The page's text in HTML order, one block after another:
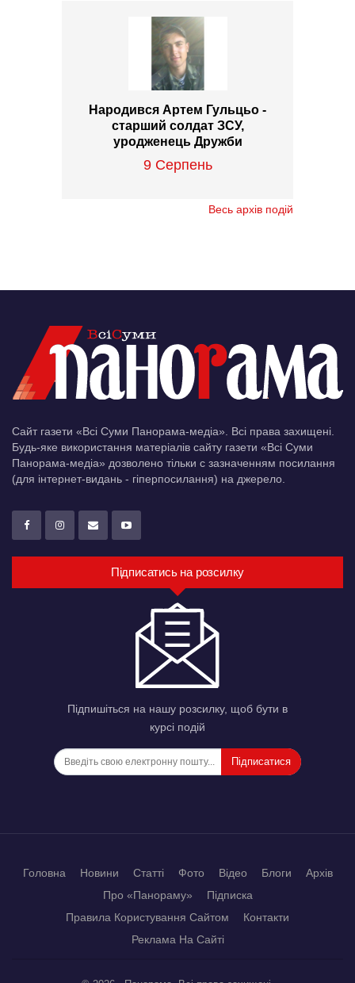
Народився Артем Гульцьо -
старший солдат ЗСУ,
уродженець Дружби
9 Серпень
Весь архів подій
Сайт газети «Всі Суми Панорама-медіа». Всі права захищені.
Будь-яке використання матеріалів сайту газети «Всі Суми
Панорама-медіа» дозволено тільки c зазначенням посилання
(для інтернет-видань - гіперпосилання) на джерело.
Підписатись на розсилку
Підпишіться на нашу розсилку, щоб бути в
курсі подій
Підписатися
Головна Новини Статті Фото Відео Блоги
Архів
Про «Панораму»
Підписка
Правила Користування Сайтом
Контакти
Реклама На Сайті